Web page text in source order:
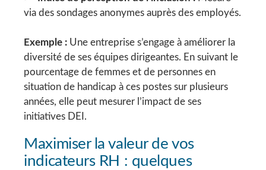
via des sondages anonymes auprès des employés.
Exemple : Une entreprise s’engage à améliorer la
diversité de ses équipes dirigeantes. En suivant le
pourcentage de femmes et de personnes en
situation de handicap à ces postes sur plusieurs
années, elle peut mesurer l’impact de ses
initiatives DEI.
Maximiser la valeur de vos
indicateurs RH : quelques